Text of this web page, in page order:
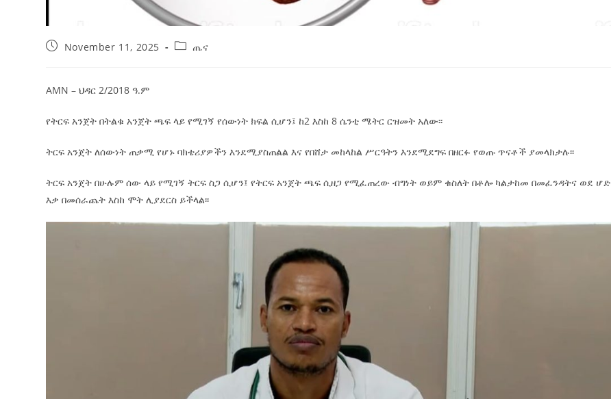
November 11, 2025 ጤና
AMN – ህዳር 2/2018 ዓ.ም
የትርፍ አንጀት በትልቁ አንጀት ጫፍ ላይ የሚገኝ የሰውነት ክፍል ሲሆን፤ ከ2 እስከ 8 ሴንቲ ሜትር ርዝመት አለው፡፡
ትርፍ አንጀት ለሰውነት ጠቃሚ የሆኑ ባክቴሪያዎችን እንደሚያስጠልል እና የበሸታ መከላከል ሥርዓትን እንደሚደግፍ በዘርፉ የወጡ ጥናቶች ያመላክታሉ፡፡
ትርፍ አንጀት በሁሉም ሰው ላይ የሚገኝ ትርፍ ስጋ ሲሆን፤ የትርፍ አንጀት ጫፍ ሲዘጋ የሚፈጠረው ብግነት ወይም ቁስለት በቶሎ ካልታከመ በመፈንዳትና ወደ ሆድ
እቃ በመሰራጨት እስከ ሞት ሊያደርስ ይችላል፡፡